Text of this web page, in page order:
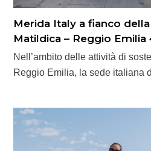
Merida Italy a fianco
Matildica – Reggio
Nell’ambito delle attività di
Reggio Emilia, la sede italiana